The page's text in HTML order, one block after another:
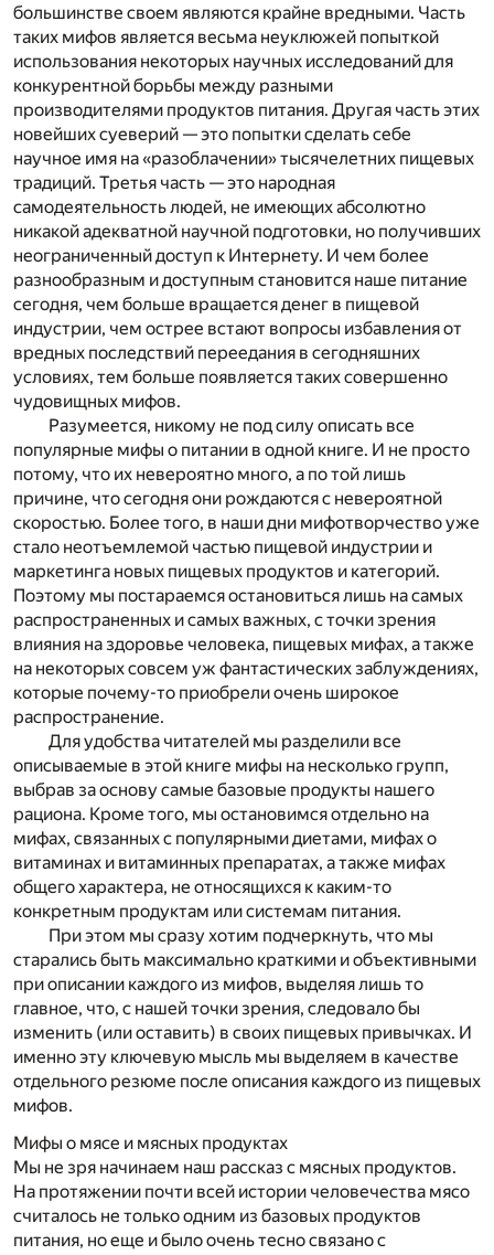
большинстве своем являются крайне вредными. Часть
таких мифов является весьма неуклюжей попыткой
использования некоторых научных исследований для
конкурентной борьбы между разными
производителями продуктов питания. Другая часть этих
новейших суеверий — это попытки сделать себе
научное имя на «разоблачении» тысячелетних пищевых
традиций. Третья часть — это народная
самодеятельность людей, не имеющих абсолютно
никакой адекватной научной подготовки, но получивших
неограниченный доступ к Интернету. И чем более
разнообразным и доступным становится наше питание
сегодня, чем больше вращается денег в пищевой
индустрии, чем острее встают вопросы избавления от
вредных последствий переедания в сегодняшних
условиях, тем больше появляется таких совершенно
чудовищных мифов.
Разумеется, никому не под силу описать все
популярные мифы о питании в одной книге. И не просто
потому, что их невероятно много, а по той лишь
причине, что сегодня они рождаются с невероятной
скоростью. Более того, в наши дни мифотворчество уже
стало неотъемлемой частью пищевой индустрии и
маркетинга новых пищевых продуктов и категорий.
Поэтому мы постараемся остановиться лишь на самых
распространенных и самых важных, с точки зрения
влияния на здоровье человека, пищевых мифах, а также
на некоторых совсем уж фантастических заблуждениях,
которые почему-то приобрели очень широкое
распространение.
Для удобства читателей мы разделили все
описываемые в этой книге мифы на несколько групп,
выбрав за основу самые базовые продукты нашего
рациона. Кроме того, мы остановимся отдельно на
мифах, связанных с популярными диетами, мифах о
витаминах и витаминных препаратах, а также мифах
общего характера, не относящихся к каким-то
конкретным продуктам или системам питания.
При этом мы сразу хотим подчеркнуть, что мы
старались быть максимально краткими и объективными
при описании каждого из мифов, выделяя лишь то
главное, что, с нашей точки зрения, следовало бы
изменить (или оставить) в своих пищевых привычках. И
именно эту ключевую мысль мы выделяем в качестве
отдельного резюме после описания каждого из пищевых
мифов.
Мифы о мясе и мясных продуктах
Мы не зря начинаем наш рассказ с мясных продуктов.
На протяжении почти всей истории человечества мясо
считалось не только одним из базовых продуктов
питания, но еще и было очень тесно связано с